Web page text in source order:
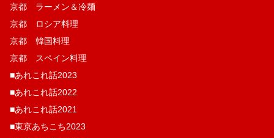
京都 ラーメン＆冷麺
京都 ロシア料理
京都 韓国料理
京都 スペイン料理
■あれこれ話2023
■あれこれ話2022
■あれこれ話2021
■東京あちこち2023